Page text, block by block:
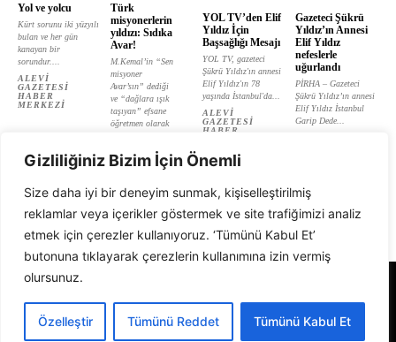
Gizliliğiniz Bizim İçin Önemli
Size daha iyi bir deneyim sunmak, kişiselleştirilmiş
reklamlar veya içerikler göstermek ve site trafiğimizi analiz
etmek için çerezler kullanıyoruz. ‘Tümünü Kabul Et’
butonuna tıklayarak çerezlerin kullanımına izin vermiş
olursunuz.
Özelleştir Tümünü Reddet Tümünü Kabul Et
Yol ve yolcu
Kürt sorunu iki yüzyılı
bulan ve her gün
kanayan bir
sorundur....
ALEVI
GAZETESI
HABER
MERKEZI
Türk
misyonerlerin
yıldızı: Sıdıka
Avar!
M.Kemal’in “Sen
misyoner
Avar’sın” dediği
ve “dağlara ışık
taşıyan” efsane
öğretmen olarak
ALEVI
GAZETESI
YOL TV’den Elif
Yıldız İçin
Başsağlığı Mesajı
YOL TV, gazeteci
Şükrü Yıldız'ın annesi
Elif Yıldız'ın 78
yaşında İstanbul'da...
ALEVI
GAZETESI
HABER
Gazeteci Şükrü
Yıldız’ın Annesi
Elif Yıldız
nefeslerle
uğurlandı
PİRHA – Gazeteci
Şükrü Yıldız’ın annesi
Elif Yıldız İstanbul
Garip Dede...
Alevi Gazetesi